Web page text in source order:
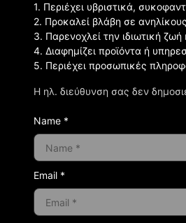
Η ηλ. διεύθυνση σας δεν
1. Περιέχει υβριστικά,
2. Προκαλεί βλάβη σε
3. Παρενοχλεί την ιδιωτική
4. Διαφημίζει προϊόντα ή
5. Περιέχει προσωπικές
Name *
Email *